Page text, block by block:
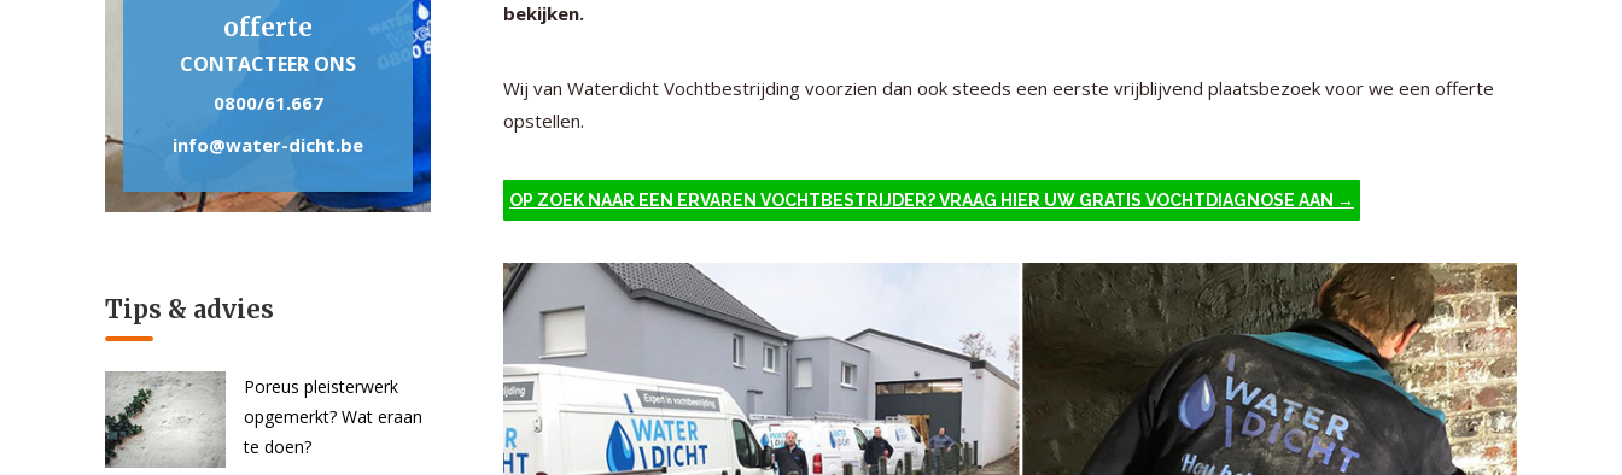
offerte
CONTACTEER ONS
0800/61.667
info@water-dicht.be
Tips & advies
Poreus pleisterwerk
opgemerkt? Wat eraan
te doen?
bekijken.
Wij van Waterdicht Vochtbestrijding voorzien dan ook steeds een eerste vrijblijvend plaatsbezoek voor we een offerte
opstellen.
OP ZOEK NAAR EEN ERVAREN VOCHTBESTRIJDER? VRAAG HIER UW GRATIS VOCHTDIAGNOSE AAN →